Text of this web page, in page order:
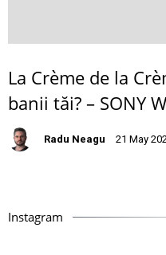
La Crème de la
banii tăi? – SONY
Radu Neagu 21 May
Instagram